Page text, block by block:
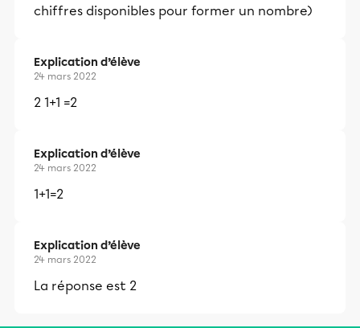
chiffres disponibles pour former un nombre)
Explication d’élève
24 mars 2022
2 1+1 =2
Explication d’élève
24 mars 2022
1+1=2
Explication d’élève
24 mars 2022
La réponse est 2